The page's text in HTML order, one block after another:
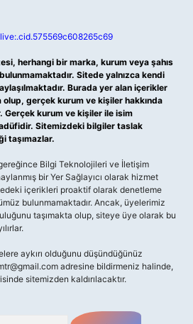
herhangi bir marka, kurum veya şahıs
Sitede yalnızca kendi
Burada yer alan içerikler
gerçek kurum ve kişiler hakkında
Gerçek kurum ve kişiler ile isim
Sitemizdeki bilgiler taslak
taşımazlar.
Bilgi Teknolojileri ve İletişim
bir Yer Sağlayıcı olarak hizmet
içerikleri proaktif olarak denetleme
bulunmamaktadır. Ancak, üyelerimiz
taşımakta olup, siteye üye olarak bu
aykırı olduğunu düşündüğünüz
adresine bildirmeniz halinde,
sitemizden kaldırılacaktır.